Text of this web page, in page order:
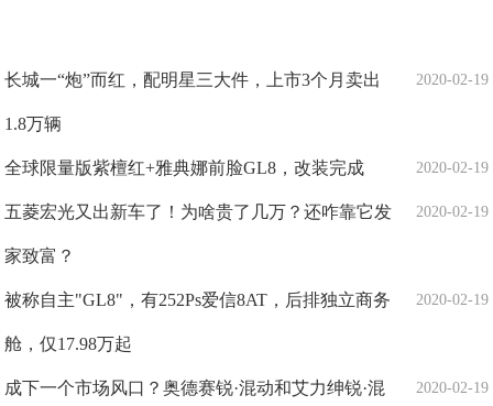
2020-02-19
长城一“炮”而红，配明星三大件，上市3个月卖出
1.8万辆
2020-02-19
全球限量版紫檀红+雅典娜前脸GL8，改装完成
2020-02-19
五菱宏光又出新车了！为啥贵了几万？还咋靠它发
家致富？
2020-02-19
被称自主"GL8"，有252Ps爱信8AT，后排独立商务
舱，仅17.98万起
2020-02-19
成下一个市场风口？奥德赛锐·混动和艾力绅锐·混